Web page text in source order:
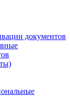
документов